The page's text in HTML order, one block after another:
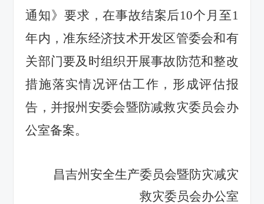
通知》要求，在事故结案后10个月至1
年内，准东经济技术开发区管委会和有
关部门要及时组织开展事故防范和整改
措施落实情况评估工作，形成评估报
告，并报州安委会暨防减救灾委员会办
公室备案。
昌吉州安全生产委员会暨防灾减灾
救灾委员会办公室